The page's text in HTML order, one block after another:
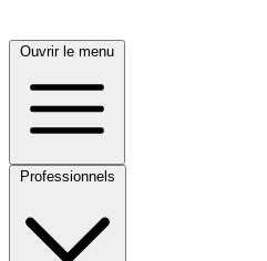
Ouvrir le menu
Professionnels